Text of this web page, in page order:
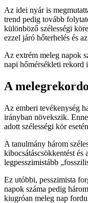
Az idei nyár is
trend pedig tovább
különböző szélességi
ezzel járó hőterhelés és
Az extrém meleg napok
napi hőmérsékleti rekord
A
Az emberi tevékenység
irányban növekszik.
adott szélességi kör
A tanulmány három
kibocsátáscsökkentést
legpesszimistább
Ez utóbbi, pesszimista
napok száma pedig
kiugróan meleg nap